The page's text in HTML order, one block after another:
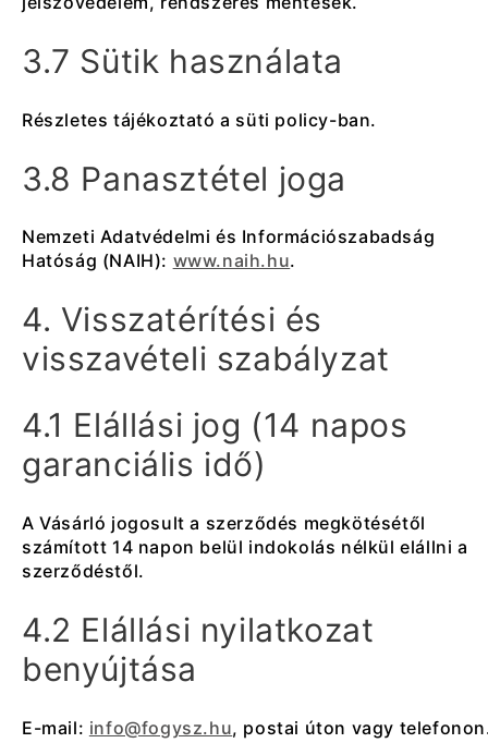
3.7 Sütik használata
Részletes tájékoztató a süti policy-ban.
3.8 Panasztétel joga
Nemzeti Adatvédelmi és Információszabadság
Hatóság (NAIH): www.naih.hu.
4. Visszatérítési és
visszavételi szabályzat
4.1 Elállási jog (14 napos
garanciális idő)
A Vásárló jogosult a szerződés megkötésétől
számított 14 napon belül indokolás nélkül elállni a
szerződéstől.
4.2 Elállási nyilatkozat
benyújtása
E-mail: info@fogysz.hu, postai úton vagy